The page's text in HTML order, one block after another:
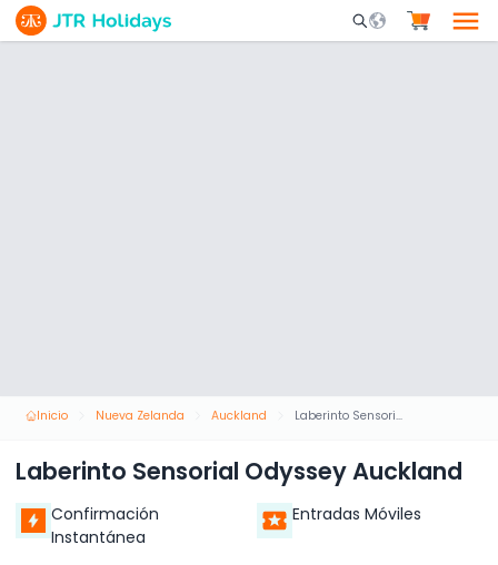
Mobile Search
Inicio Nueva Zelanda Auckland Laberinto Sensorial Odyssey Auckland
Laberinto Sensorial Odyssey Auckland
Confirmación
Instantánea
Entradas Móviles